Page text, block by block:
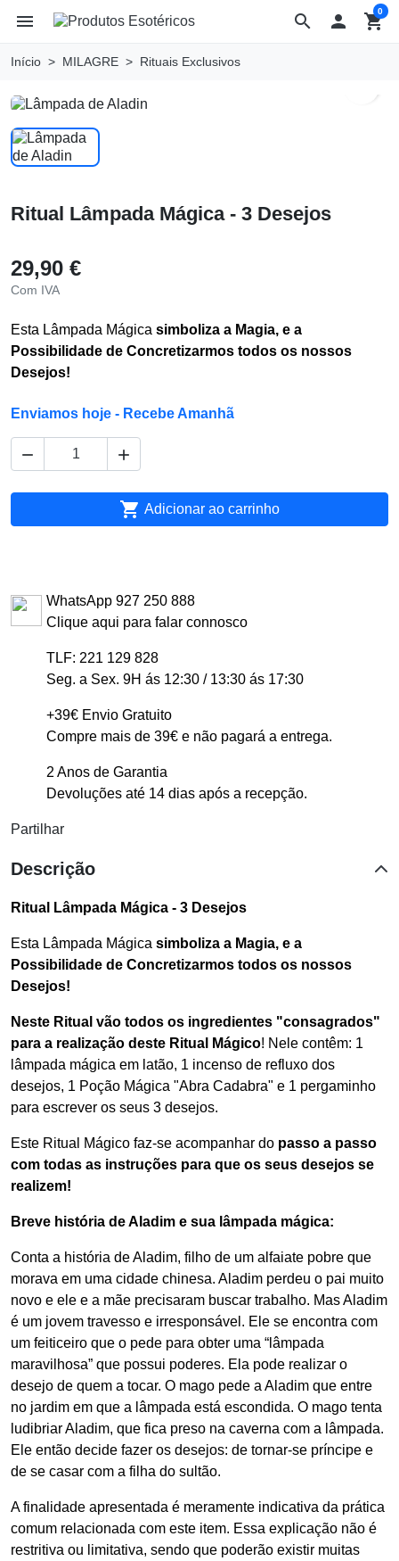
search
menu  shopping_cart
0
Início MILAGRE Rituais Exclusivos
Ritual Lâmpada Mágica - 3 Desejos
29,90 €
Com IVA
Esta Lâmpada Mágica simboliza a Magia, e a
Possibilidade de Concretizarmos todos os nossos
Desejos!
Enviamos hoje - Recebe Amanhã
 
 Adicionar ao carrinho
WhatsApp 927 250 888
Clique aqui para falar connosco
TLF: 221 129 828
Seg. a Sex. 9H ás 12:30 / 13:30 ás 17:30
+39€ Envio Gratuito
Compre mais de 39€ e não pagará a entrega.
2 Anos de Garantia
Devoluções até 14 dias após a recepção.
Partilhar
Descrição
Ritual Lâmpada Mágica - 3 Desejos
Esta Lâmpada Mágica simboliza a Magia, e a
Possibilidade de Concretizarmos todos os nossos
Desejos!
Neste Ritual vão todos os ingredientes "consagrados"
para a realização deste Ritual Mágico! Nele contêm: 1
lâmpada mágica em latão, 1 incenso de refluxo dos
desejos, 1 Poção Mágica "Abra Cadabra" e 1 pergaminho
para escrever os seus 3 desejos.
Este Ritual Mágico faz-se acompanhar do passo a passo
com todas as instruções para que os seus desejos se
realizem!
Breve história de Aladim e sua lâmpada mágica:
Conta a história de Aladim, filho de um alfaiate pobre que
morava em uma cidade chinesa. Aladim perdeu o pai muito
novo e ele e a mãe precisaram buscar trabalho. Mas Aladim
é um jovem travesso e irresponsável. Ele se encontra com
um feiticeiro que o pede para obter uma “lâmpada
maravilhosa” que possui poderes. Ela pode realizar o
desejo de quem a tocar. O mago pede a Aladim que entre
no jardim em que a lâmpada está escondida. O mago tenta
ludibriar Aladim, que fica preso na caverna com a lâmpada.
Ele então decide fazer os desejos: de tornar-se príncipe e
de se casar com a filha do sultão.
A finalidade apresentada é meramente indicativa da prática
comum relacionada com este item. Essa explicação não é
restritiva ou limitativa, sendo que poderão existir muitas